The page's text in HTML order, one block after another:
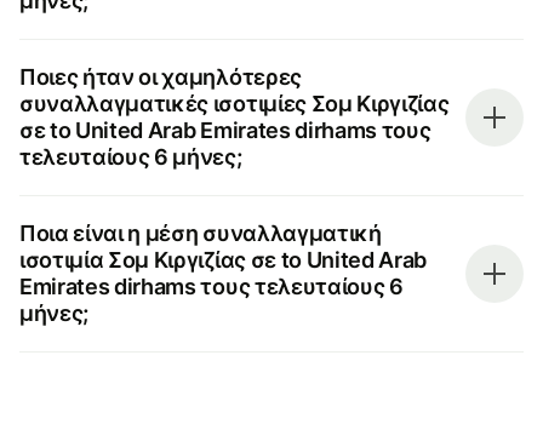
Ποιες ήταν οι χαμηλότερες
συναλλαγματικές ισοτιμίες Σομ Κιργιζίας
σε to United Arab Emirates dirhams τους
τελευταίους 6 μήνες;
Ποια είναι η μέση συναλλαγματική
ισοτιμία Σομ Κιργιζίας σε to United Arab
Emirates dirhams τους τελευταίους 6
μήνες;